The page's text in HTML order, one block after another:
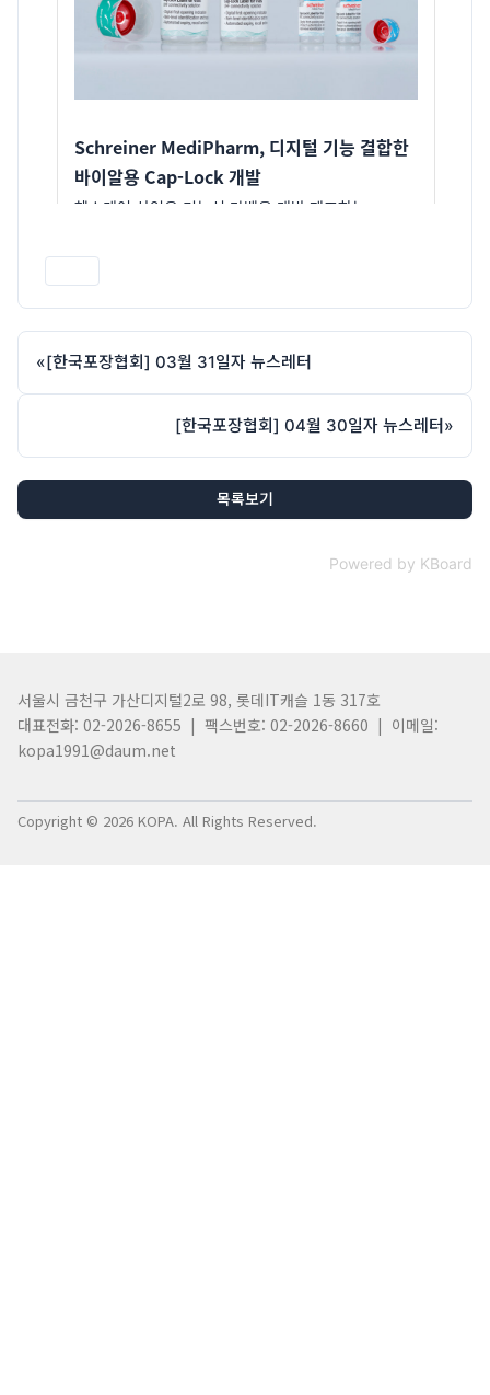
«[한국포장협회] 03월 31일자 뉴스레터
[한국포장협회] 04월 30일자 뉴스레터»
목록보기
Powered by KBoard
서울시 금천구 가산디지털2로 98, 롯데IT캐슬 1동 317호
대표전화: 02-2026-8655 | 팩스번호: 02-2026-8660 | 이메일:
kopa1991@daum.net
Copyright © 2026 KOPA. All Rights Reserved.